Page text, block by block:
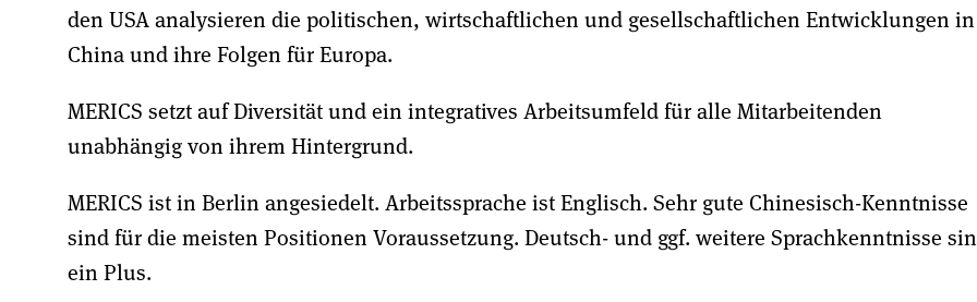
den USA analysieren die politischen, wirtschaftlichen und gesellschaftlichen Entwicklungen in
China und ihre Folgen für Europa.
MERICS setzt auf Diversität und ein integratives Arbeitsumfeld für alle Mitarbeitenden
unabhängig von ihrem Hintergrund.
MERICS ist in Berlin angesiedelt. Arbeitssprache ist Englisch. Sehr gute Chinesisch-Kenntnisse
sind für die meisten Positionen Voraussetzung. Deutsch- und ggf. weitere Sprachkenntnisse
ein Plus.